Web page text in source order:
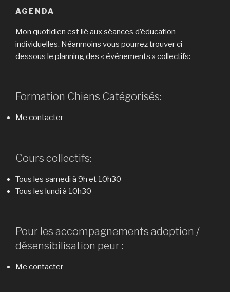
AGENDA
Mon quotidien est lié aux séances d’éducation
individuelles. Néanmoins vous pourrez trouver ci-
dessous le planning des « événements » collectifs:
Formation Chiens Catégorisés:
Me contacter
Cours collectifs:
Tous les samedi à 9h et 10h30
Tous les lundi à 10h30
Pour les accompagnements adoption /
désensibilisation peur :
Me contacter